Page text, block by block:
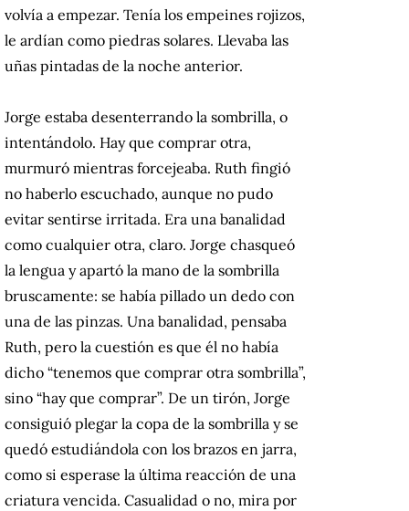
volvía a empezar. Tenía los empeines rojizos,
le ardían como piedras solares. Llevaba las
uñas pintadas de la noche anterior.
Jorge estaba desenterrando la sombrilla, o
intentándolo. Hay que comprar otra,
murmuró mientras forcejeaba. Ruth fingió
no haberlo escuchado, aunque no pudo
evitar sentirse irritada. Era una banalidad
como cualquier otra, claro. Jorge chasqueó
la lengua y apartó la mano de la sombrilla
bruscamente: se había pillado un dedo con
una de las pinzas. Una banalidad, pensaba
Ruth, pero la cuestión es que él no había
dicho “tenemos que comprar otra sombrilla”,
sino “hay que comprar”. De un tirón, Jorge
consiguió plegar la copa de la sombrilla y se
quedó estudiándola con los brazos en jarra,
como si esperase la última reacción de una
criatura vencida. Casualidad o no, mira por